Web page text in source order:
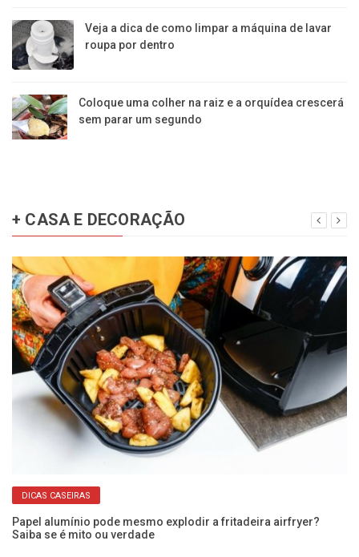
Veja a dica de como limpar a máquina de lavar
roupa por dentro
Coloque uma colher na raiz e a orquídea crescerá
sem parar um segundo
+ CASA E DECORAÇÃO
DICAS CASEIRAS
Papel alumínio pode mesmo explodir a fritadeira airfryer?
Saiba se é mito ou verdade